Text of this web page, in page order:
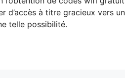
à titre gracieux vers
telle possibilité.